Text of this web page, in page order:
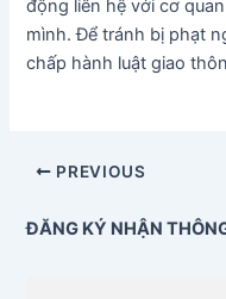
động liên hệ với cơ
mình. Để tránh bị phạt
chấp hành luật giao
PREVIOUS
ĐĂNG KÝ NHẬN